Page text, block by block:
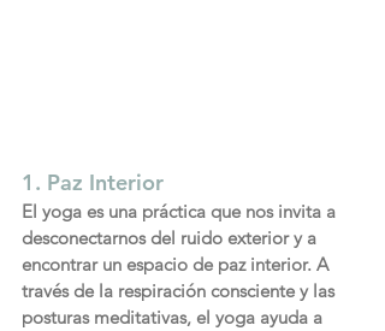
1. Paz Interior
El yoga es una práctica que nos invita a
desconectarnos del ruido exterior y a
encontrar un espacio de paz interior. A
través de la respiración consciente y las
posturas meditativas, el yoga ayuda a